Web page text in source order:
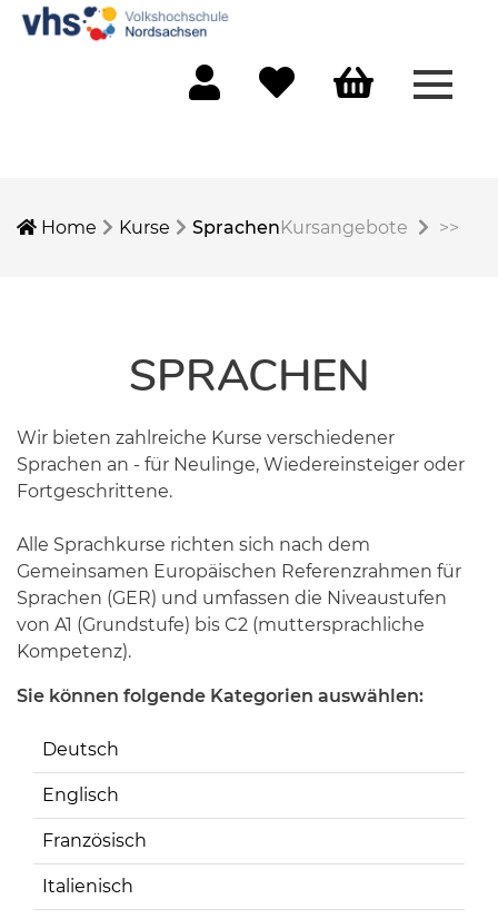
Home Kurse SprachenKursangebote >>
SPRACHEN
Wir bieten zahlreiche Kurse verschiedener
Sprachen an - für Neulinge, Wiedereinsteiger oder
Fortgeschrittene.
Alle Sprachkurse richten sich nach dem
Gemeinsamen Europäischen Referenzrahmen für
Sprachen (GER) und umfassen die Niveaustufen
von A1 (Grundstufe) bis C2 (muttersprachliche
Kompetenz).
Sie können folgende Kategorien auswählen:
Deutsch
Englisch
Französisch
Italienisch